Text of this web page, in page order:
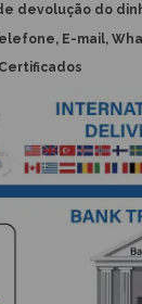
devolução do
E-mail,